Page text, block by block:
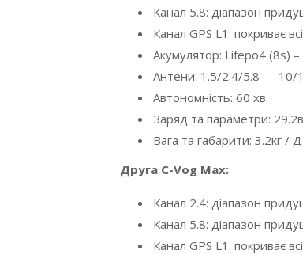
Канал 5.8: діапазон
Канал GPS L1: покриває
Акумулятор: Lifepo4 (8s)
Антени: 1.5/2.4/5.8 — 10/
Автономність: 60 хв
Заряд та параметри:
Вага та габарити: 3.2кг
Друга C-Vog Max:
Канал 2.4: діапазон
Канал 5.8: діапазон
Канал GPS L1: покриває